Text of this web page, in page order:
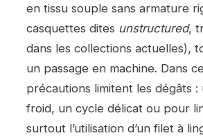
en tissu souple sans armature
casquettes dites unstructured,
dans les collections actuelles),
un passage en machine. Dans
précautions limitent les dégâts :
froid, un cycle délicat ou pour
surtout l’utilisation d’un filet à